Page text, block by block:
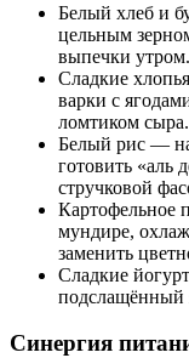
Белый хлеб и
цельным
выпечки утром.
Сладкие
варки с
ломтиком сыра.
Белый рис —
готовить «аль
стручковой
Картофельное
мундире,
заменить
Сладкие
подслащённый
Синергия